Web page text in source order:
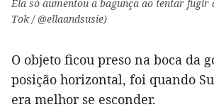
Ela só aumentou a bagunça ao tentar
Tok / @ellaandsusie)
O objeto ficou preso na boca da
posição horizontal, foi quando
era melhor se esconder.